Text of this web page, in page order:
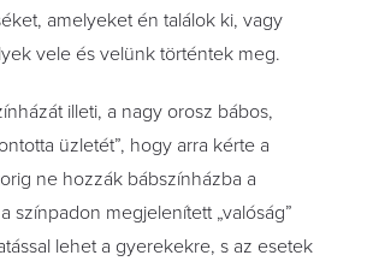
amelyeket én találok ki, vagy
vele és velünk történtek meg.
illeti, a nagy orosz bábos,
üzletét”, hogy arra kérte a
ne hozzák bábszínházba a
színpadon megjelenített „valóság”
lehet a gyerekekre, s az esetek